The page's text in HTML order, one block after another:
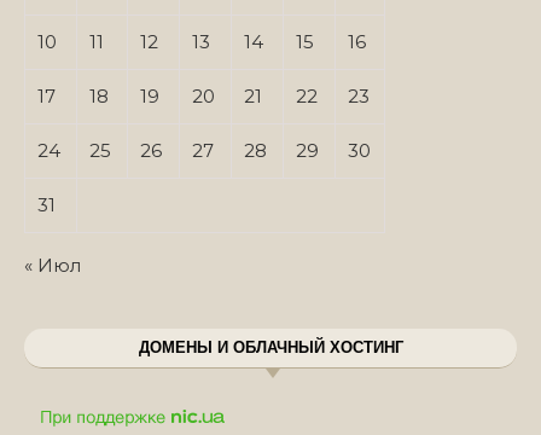
10 11 12 13 14 15 16
17 18 19 20 21 22 23
24 25 26 27 28 29 30
31
« Июл
ДОМЕНЫ И ОБЛАЧНЫЙ ХОСТИНГ